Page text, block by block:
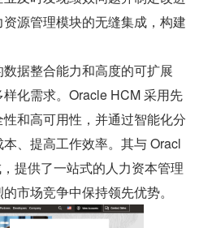
源管理模块的无缝集成，构建
据整合能力和高度的可扩展
化需求。Oracle HCM 采用先
和高可用性，并通过智能化分
、提高工作效率。其与 Oracl
提供了一站式的人力资本管理
市场竞争中保持领先优势。